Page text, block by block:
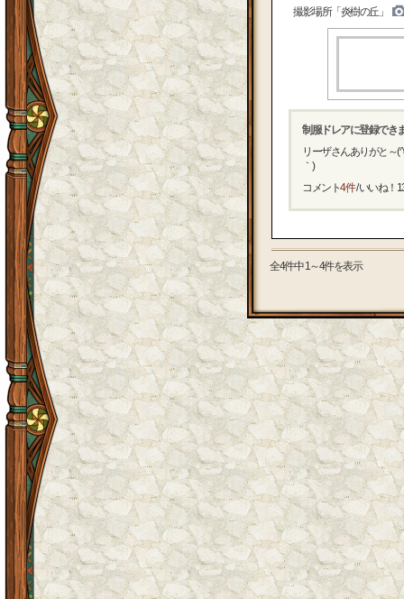
撮影場所「炎樹の丘」
制服ドレアに登録でき
リーザさんありがと～
｀)
コメント4件/ いいね！
全4件中 1～4件を表示